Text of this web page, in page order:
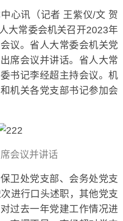
讯（记者 王紫仪/文 贺
大常委会机关召开2023年
议。省人大常委会机关党
席会议并讲话。省人大常
书记李经超主持会议。机
机关各党支部书记参加会
会议并讲话
处党支部、会务处党支
进行口头述职，其他党支
过去一年党建工作情况进